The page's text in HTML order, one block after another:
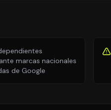
marcas nacionales
de Google